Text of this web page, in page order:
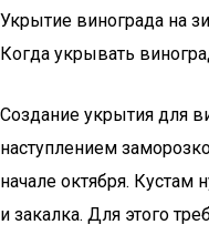
Укрытие винограда на
Когда укрывать
Создание укрытия для
наступлением
начале октября. Кустам
и закалка. Для этого